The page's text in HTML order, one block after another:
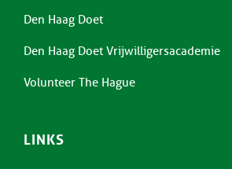
Den Haag Doet
Den Haag Doet Vrijwilligersacademie
Volunteer The Hague
LINKS